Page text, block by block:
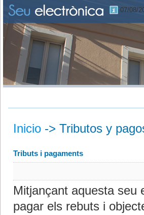
07/08/
Inicio -> Tributos y
Tributs i pagaments
Mitjançant aquesta seu
pagar els rebuts i